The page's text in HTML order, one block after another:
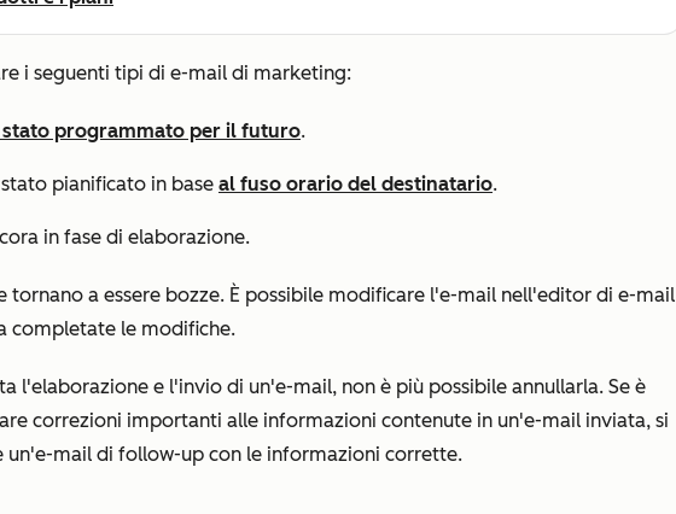
i seguenti tipi di e-mail di marketing:
stato programmato per il futuro.
pianificato in base al fuso orario del destinatario.
in fase di elaborazione.
tornano a essere bozze. È possibile modificare l'e-mail nell'editor di e-mail
completate le modifiche.
l'elaborazione e l'invio di un'e-mail, non è più possibile annullarla. Se è
correzioni importanti alle informazioni contenute in un'e-mail inviata, si
un'e-mail di follow-up con le informazioni corrette.